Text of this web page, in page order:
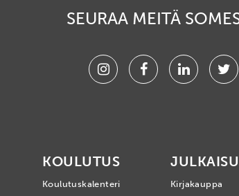
SEURAA MEITÄ
InstagramFacebookLinkedin
KOULUTUS
Koulutuskalenteri
Kirjakauppa